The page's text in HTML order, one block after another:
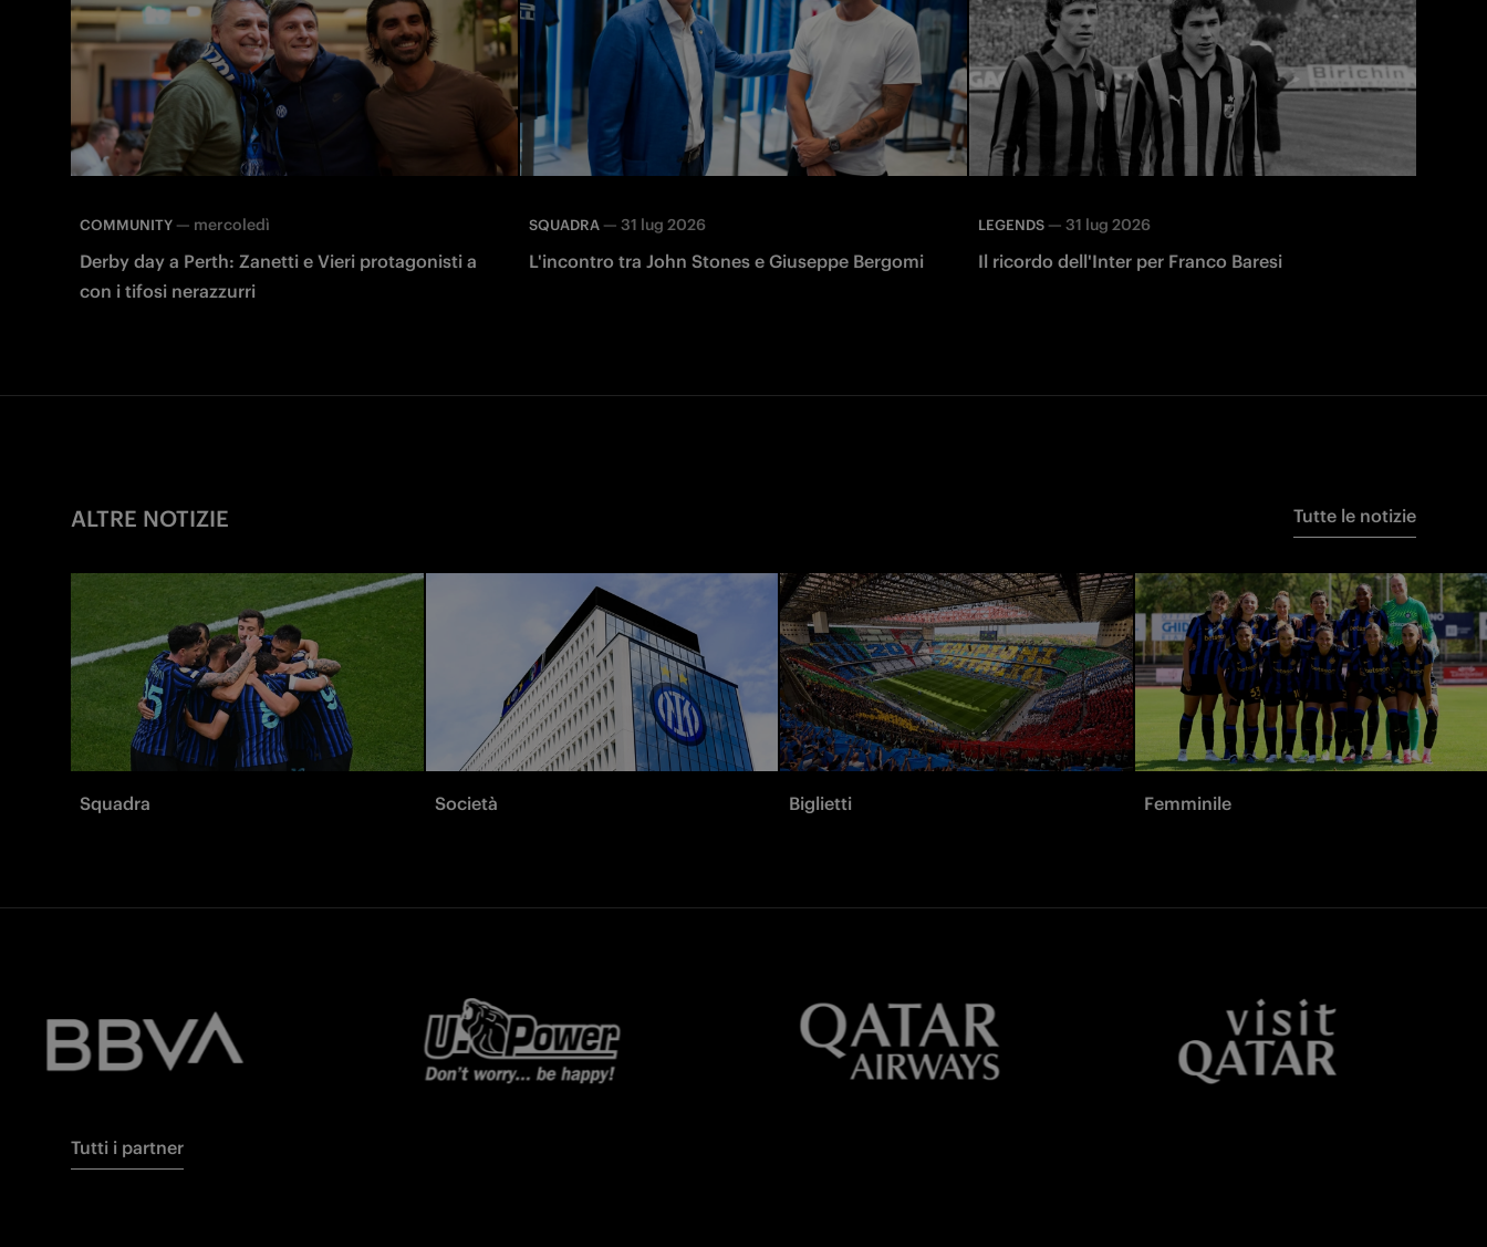
COMMUNITY — mercoledì
Derby day a Perth: Zanetti e Vieri protagonisti a
con i tifosi nerazzurri
SQUADRA — 31 lug 2026
L'incontro tra John Stones e Giuseppe Bergomi
LEGENDS — 31 lug 2026
Il ricordo dell'Inter per Franco Baresi
ALTRE NOTIZIE Tutte le notizie
Squadra Società Biglietti Femminile
Tutti i partner